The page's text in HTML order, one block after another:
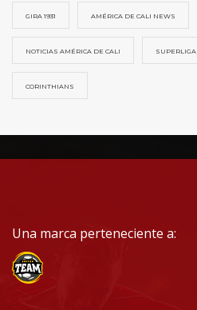
GIRA 1931 AMÉRICA DE CALI NEWS
NOTICIAS AMÉRICA DE CALI SUPERLIGA
CORINTHIANS
Una marca perteneciente a: